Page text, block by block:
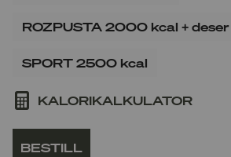
ROZPUSTA 2000 kcal + deser
SPORT 2500 kcal
KALORIKALKULATOR
BESTILL